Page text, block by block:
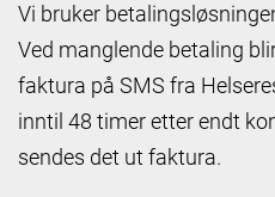
Vi bruker
Ved manglende betaling
faktura på SMS fra
inntil 48 timer etter endt
sendes det ut faktura.